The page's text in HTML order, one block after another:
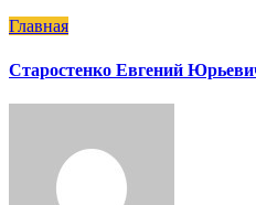
Главная
Старостенко Евгений